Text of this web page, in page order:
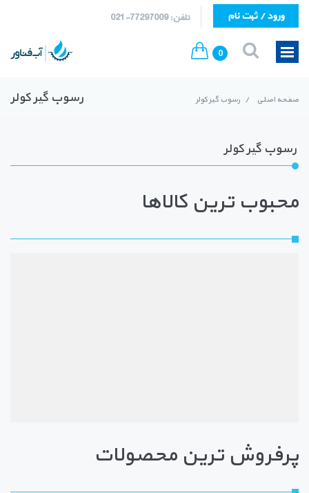
تلفن: 77297009-021 ورود / ثبت نام
0
رسوب گیر کولر صفحه اصلی / رسوب گیر کولر
رسوب گیر کولر
محبوب ترین کالاها
پرفروش ترین محصولات